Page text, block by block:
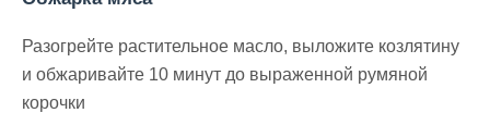
Разогрейте растительное масло, выложите козлятину
и обжаривайте 10 минут до выраженной румяной
корочки